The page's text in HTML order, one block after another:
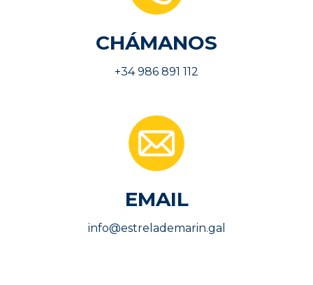
CHÁMANOS
+34 986 891 112
EMAIL
info@estrelademarin.gal